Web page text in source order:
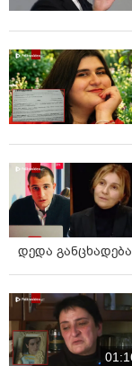
შევეწიოთ
ეპისკოპოსი
სოციალურ ქსელში
ეპისკოპოსი
დაიცავი
სინდრომის მქონე
ლარი უკვე
წუთებშიც
იზრდება.
მხარდასაჭერ
კომპანიებიც.
დედა